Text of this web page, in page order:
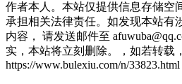
作者本人。本站仅提供信息存储空
承担相关法律责任。如发现本站有
内容， 请发送邮件至
实，本站将立刻删除。，如若转载
https://www.bulexiu.com/n/33823.html